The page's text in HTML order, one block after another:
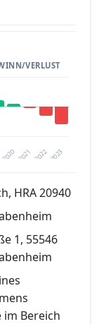
VERLUST
2021 2023
2020 2022
HRA 20940
1, 55546
Bereich